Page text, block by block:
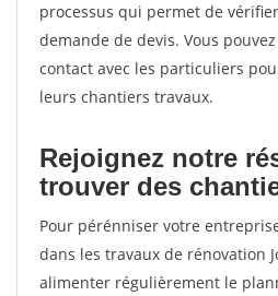
processus qui permet de
demande de devis. Vous
contact avec les particuliers
leurs chantiers travaux.
Rejoignez notre
trouver des
Pour pérénniser votre
dans les travaux de rénovation
alimenter régulièrement le